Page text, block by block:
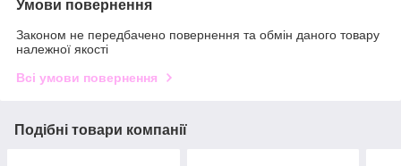
Умови повернення
Законом не передбачено повернення та обмін даного товару
належної якості
Всі умови повернення
Подібні товари компанії